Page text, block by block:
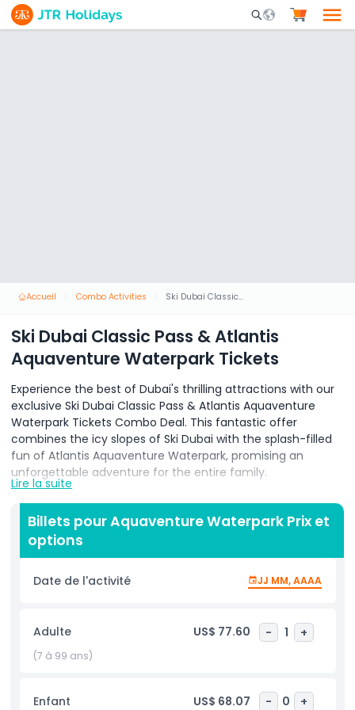
Mobile Search
Accueil Combo Activities Ski Dubai Classic Pass & Atlantis Aquaventure Waterpark Tickets
Ski Dubai Classic Pass & Atlantis
Aquaventure Waterpark Tickets
Experience the best of Dubai's thrilling attractions with our
exclusive Ski Dubai Classic Pass & Atlantis Aquaventure
Waterpark Tickets Combo Deal. This fantastic offer
combines the icy slopes of Ski Dubai with the splash-filled
fun of Atlantis Aquaventure Waterpark, promising an
unforgettable adventure for the entire family.
Ski Dubai Classic Pass
Escape to a snowy paradise at Ski Dubai, the Middle East's
first indoor ski resort located in the Mall of the Emirates.
With the Ski Dubai Classic Pass, you can enjoy a variety of
winter activities, including:
build snowmen, and have snowball fights in the
extensive Snow Park.
Chairlift Ride:
Unlimited Zorb Ball:
Roll down the slopes in a giant
Lire la suite
Billets pour Aquaventure Waterpark Prix et
options
Date de l'activité JJ MM, AAAA
Adulte US$ 77.60 - 1 +
(7 à 99 ans)
Enfant US$ 68.07 - 0 +